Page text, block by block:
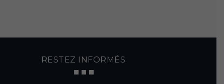
RESTEZ INFORMÉS